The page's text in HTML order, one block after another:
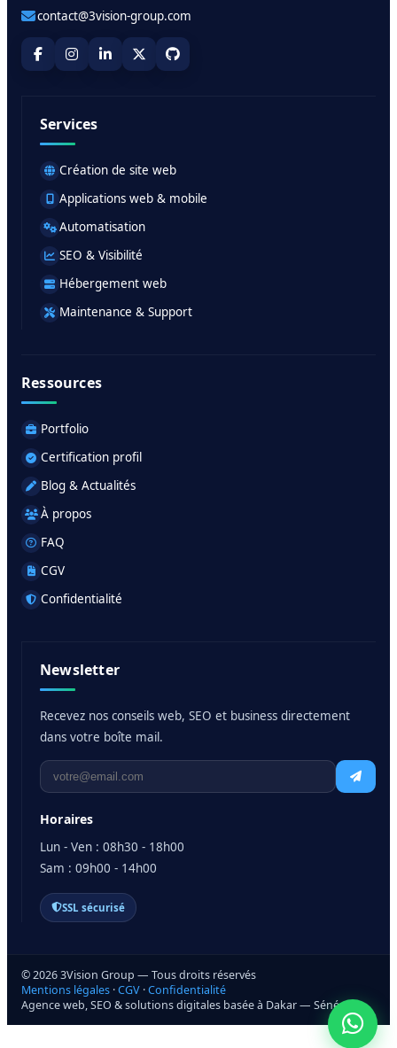
contact@3vision-group.com
Services
Création de site web
Applications web & mobile
Automatisation
SEO & Visibilité
Hébergement web
Maintenance & Support
Ressources
Portfolio
Certification profil
Blog & Actualités
À propos
FAQ
CGV
Confidentialité
Newsletter
Recevez nos conseils web, SEO et business directement
dans votre boîte mail.
Horaires
Lun - Ven : 08h30 - 18h00
Sam : 09h00 - 14h00
SSL sécurisé
© 2026 3Vision Group — Tous droits réservés
Mentions légales ·CGV ·Confidentialité
Agence web, SEO & solutions digitales basée à Dakar — Sénégal